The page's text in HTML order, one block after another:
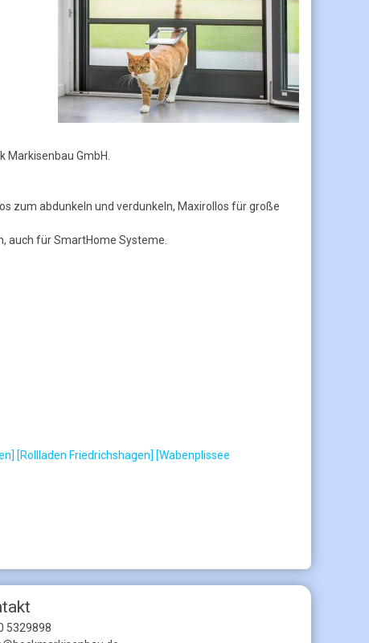
Markisenbau GmbH.
zum abdunkeln und verdunkeln, Maxirollos für große
auch für SmartHome Systeme.
[Rollladen Friedrichshagen] [Wabenplissee
5329898